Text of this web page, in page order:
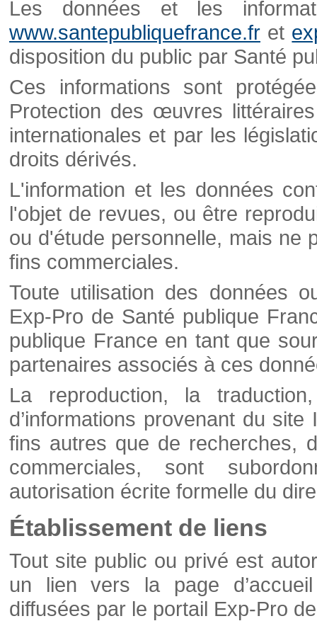
Les données et les
www.santepubliquefrance.fr et
disposition du public par Santé
Ces informations sont
Protection des œuvres
internationales et par les
droits dérivés.
L'information et les données
l'objet de revues, ou être
ou d'étude personnelle, mais ne
fins commerciales.
Toute utilisation des données
Exp-Pro de Santé publique
publique France en tant que
partenaires associés à ces
La reproduction, la
d’informations provenant du
fins autres que de recherches,
commerciales, sont
autorisation écrite formelle du
Établissement de liens
Tout site public ou privé est
un lien vers la page
diffusées par le portail Exp-Pro